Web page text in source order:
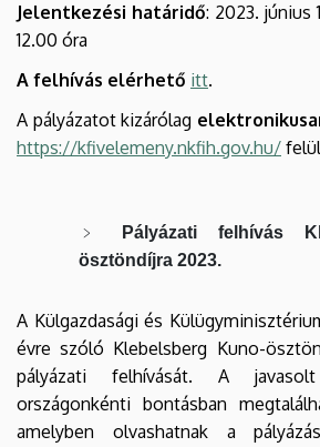
Jelentkezési határidő: 2023. június
12.00 óra
A felhívás elérhető itt.
A pályázatot kizárólag
https://kfivelemeny.nkfih.gov.hu/
Pályázati felhívás
ösztöndíjra 2023.
A Külgazdasági és
évre szóló Klebelsberg Kuno-
pályázati felhívását. A
országonkénti bontásban
amelyben olvashatnak a